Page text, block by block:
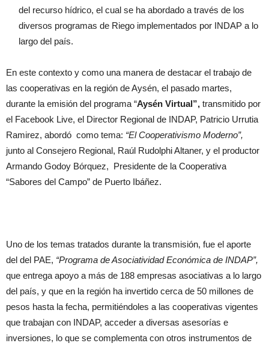
del recurso hídrico, el cual se ha abordado a través de los
diversos programas de Riego implementados por INDAP a lo
largo del país.
En este contexto y como una manera de destacar el trabajo de
las cooperativas en la región de Aysén, el pasado martes,
durante la emisión del programa “Aysén Virtual”, transmitido por
el Facebook Live, el Director Regional de INDAP, Patricio Urrutia
Ramirez, abordó como tema: “El Cooperativismo Moderno”,
junto al Consejero Regional, Raúl Rudolphi Altaner, y el productor
Armando Godoy Bórquez, Presidente de la Cooperativa
“Sabores del Campo” de Puerto Ibáñez.
Uno de los temas tratados durante la transmisión, fue el aporte
del del PAE, “Programa de Asociatividad Económica de INDAP”,
que entrega apoyo a más de 188 empresas asociativas a lo largo
del país, y que en la región ha invertido cerca de 50 millones de
pesos hasta la fecha, permitiéndoles a las cooperativas vigentes
que trabajan con INDAP, acceder a diversas asesorías e
inversiones, lo que se complementa con otros instrumentos de